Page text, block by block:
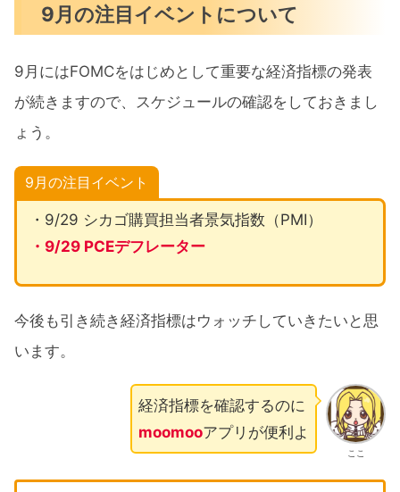
9月の注目イベントについて
9月にはFOMCをはじめとして重要な経済指標の発表
が続きますので、スケジュールの確認をしておきまし
ょう。
9月の注目イベント
・9/29 シカゴ購買担当者景気指数（PMI）
・9/29 PCEデフレーター
今後も引き続き経済指標はウォッチしていきたいと思
います。
ここ
経済指標を確認するのに
moomooアプリが便利よ